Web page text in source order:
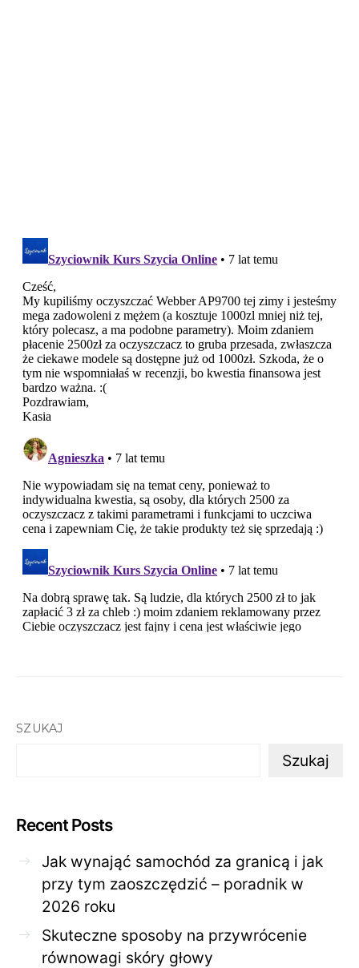
SZUKAJ
Szukaj
Recent Posts
Jak wynająć samochód za granicą i jak
przy tym zaoszczędzić – poradnik w
2026 roku
Skuteczne sposoby na przywrócenie
równowagi skóry głowy